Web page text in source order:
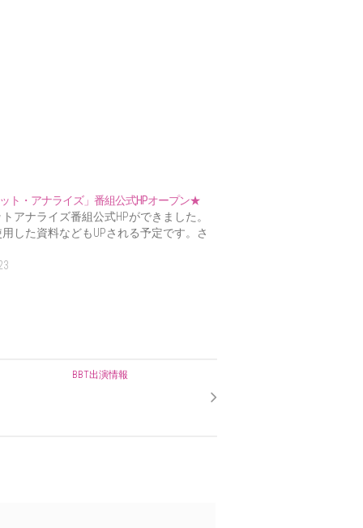
ット・アナライズ」番組公式HPオープン★
アナライズ番組公式HPができました。
した資料などもUPされる予定です。さ
BBT出演情報